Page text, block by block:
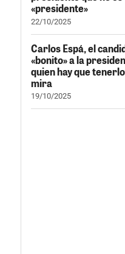
«presidente»
22/10/2025
Carlos Espá, el
«bonito» a la
quien hay que
mira
19/10/2025